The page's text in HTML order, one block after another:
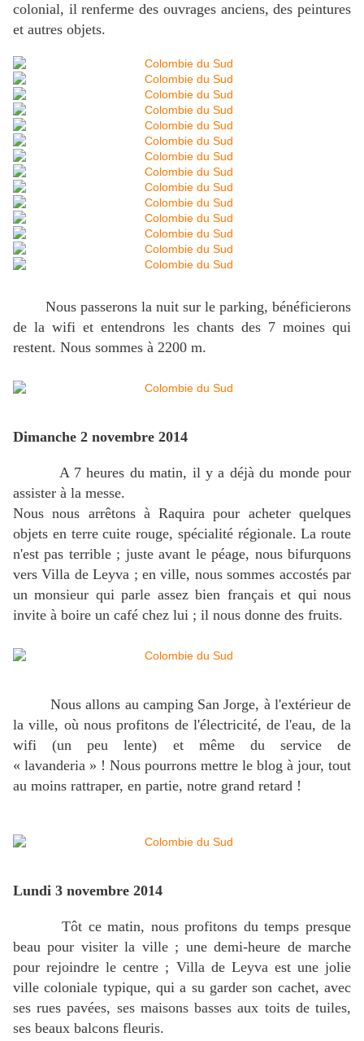
colonial, il renferme des ouvrages anciens, des peintures
et autres objets.
Nous passerons la nuit sur le parking, bénéficierons
de la wifi et entendrons les chants des 7 moines qui
restent. Nous sommes à 2200 m.
Dimanche 2 novembre 2014
A 7 heures du matin, il y a déjà du monde pour
assister à la messe.
Nous nous arrêtons à Raquira pour acheter quelques
objets en terre cuite rouge, spécialité régionale. La route
n'est pas terrible ; juste avant le péage, nous bifurquons
vers Villa de Leyva ; en ville, nous sommes accostés par
un monsieur qui parle assez bien français et qui nous
invite à boire un café chez lui ; il nous donne des fruits.
Nous allons au camping San Jorge, à l'extérieur de
la ville, où nous profitons de l'électricité, de l'eau, de la
wifi (un peu lente) et même du service de
« lavanderia » ! Nous pourrons mettre le blog à jour, tout
au moins rattraper, en partie, notre grand retard !
Lundi 3 novembre 2014
Tôt ce matin, nous profitons du temps presque
beau pour visiter la ville ; une demi-heure de marche
pour rejoindre le centre ; Villa de Leyva est une jolie
ville coloniale typique, qui a su garder son cachet, avec
ses rues pavées, ses maisons basses aux toits de tuiles,
ses beaux balcons fleuris.